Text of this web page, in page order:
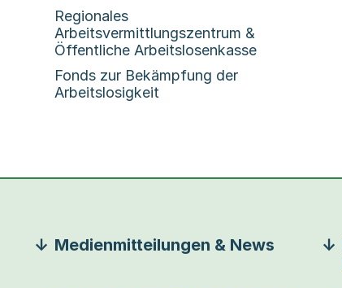
Regionales
Arbeitsvermittlungszentrum &
Öffentliche Arbeitslosenkasse
Fonds zur Bekämpfung der
Arbeitslosigkeit
Medienmitteilungen & News